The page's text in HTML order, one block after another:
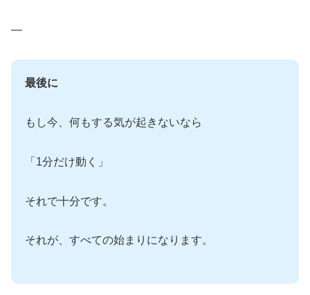
—
最後に
もし今、何もする気が起きないなら
「1分だけ動く」
それで十分です。
それが、すべての始まりになります。